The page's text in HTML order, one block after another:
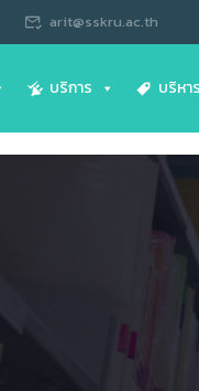
arit@sskru.ac.th
บริการ บริหา